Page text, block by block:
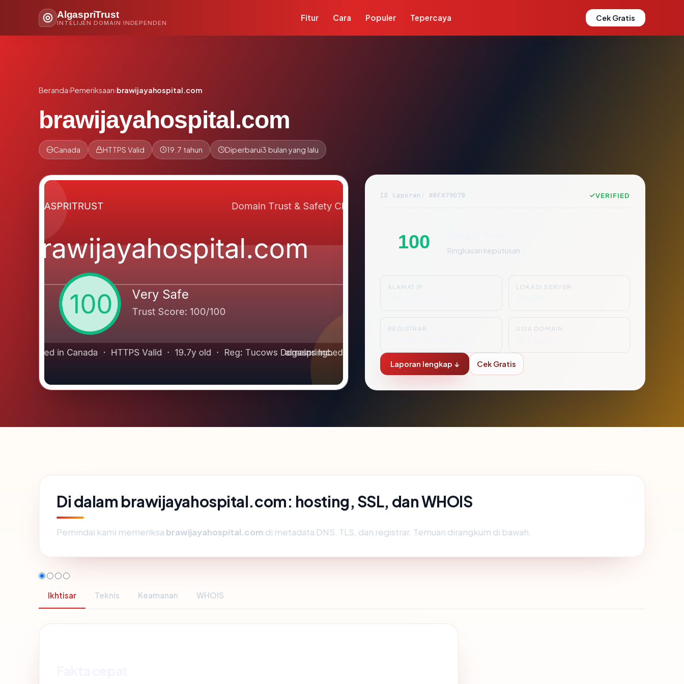
AlgaspriTrust
INTELIJEN DOMAIN INDEPENDEN
Fitur Cara Populer Tepercaya Cek Gratis
Beranda›Pemeriksaan›brawijayahospital.com
brawijayahospital.com
Canada HTTPS Valid 19.7 tahun Diperbarui3 bulan yang lalu
ID Laporan: #8FA79D7B VERIFIED
100 Ringkasan keputusan
ALAMAT IP LOKASI SERVER
REGISTRAR USIA DOMAIN
Laporan lengkap ↓ Cek Gratis
Di dalam brawijayahospital.com: hosting, SSL, dan WHOIS
Pemindai kami memeriksa brawijayahospital.com di metadata DNS, TLS, dan registrar. Temuan dirangkum di bawah.
Ikhtisar Teknis Keamanan WHOIS